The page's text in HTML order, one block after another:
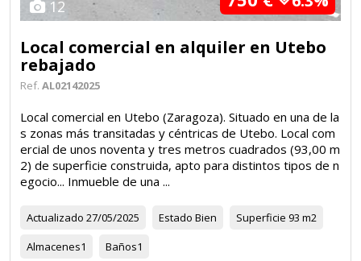
12
Local comercial en alquiler en Utebo
rebajado
Ref. AL02142025
Local comercial en Utebo (Zaragoza). Situado en una de la
s zonas más transitadas y céntricas de Utebo. Local com
ercial de unos noventa y tres metros cuadrados (93,00 m
2) de superficie construida, apto para distintos tipos de n
egocio... Inmueble de una ...
Actualizado 27/05/2025 Estado Bien Superficie 93 m2
Almacenes1 Baños1